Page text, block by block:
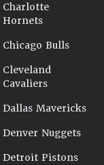
Charlotte
Hornets
Chicago Bulls
Cleveland
Cavaliers
Dallas Mavericks
Denver Nuggets
Detroit Pistons